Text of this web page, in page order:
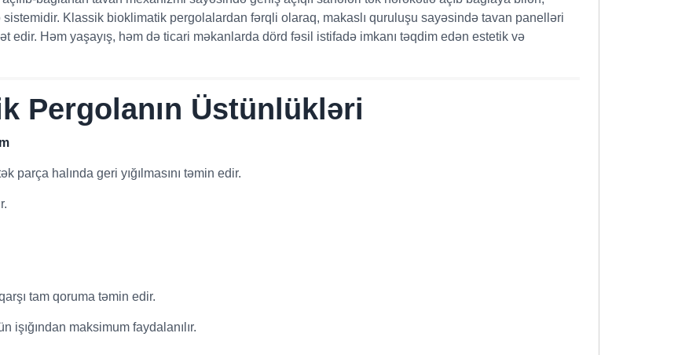
sistemidir. Klassik bioklimatik pergolalardan fərqli olaraq, makaslı quruluşu sayəsində tavan panelləri
edir. Həm yaşayış, həm də ticari məkanlarda dörd fəsil istifadə imkanı təqdim edən estetik və
Pergolanın Üstünlükləri
parça halında geri yığılmasını təmin edir.
tam qoruma təmin edir.
işığından maksimum faydalanılır.